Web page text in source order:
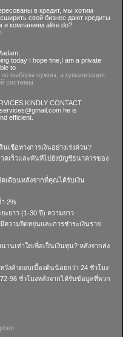
в кредит, мы хотим
свой бизнес дают кредиты
и компаниям alike.do?
today I hope fine,I am a private
to
выборы нужны, а гуманизация
системы
CONTACT
he is
efficient.
เชื่อทางการเงินอย่างเร่งด่วน?
ดเร็วและทันทีไปยังบัญชีธนาคารของ
เดือนหลังจากที่คุณได้รับเงิน
2%
ะยาว (1-30 ปี) ความยาว
ความยืดหยุ่นและการชำระเงินราย
นานเท่าใดเพื่อเป็นเงินทุน? หลังจากส่ง
งคำตอบเบื้องต้นน้อยกว่า 24 ชั่วโมง
96 ชั่วโมงหลังจากได้รับข้อมูลที่พวก